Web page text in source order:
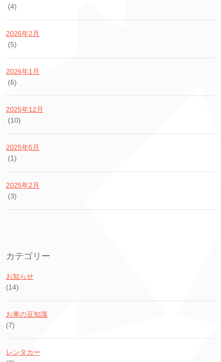
(4)
2026年2月
(5)
2026年1月
(6)
2025年12月
(10)
2025年5月
(1)
2025年2月
(3)
カテゴリー
お知らせ
(14)
お車の豆知識
(7)
レンタカー